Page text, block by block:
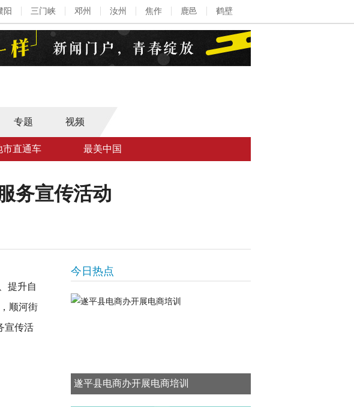
阳 三门峡 邓州 汝州 焦作 鹿邑 鹤壁
专题 视频
市直通车 最美中国
务宣传活动
提升自
顺河街
宣传活
今日热点
遂平县电商办开展电商培训